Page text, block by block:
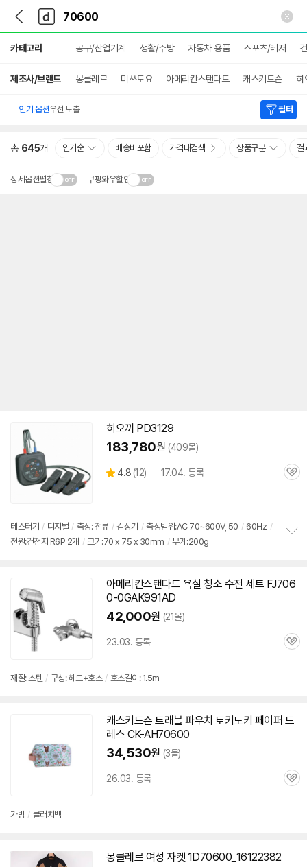
다
나
와
가
기
다
와
메
인
카테고리 공구/산업기계 생활/주방 자동차 용품 스포츠/레저
제조사/브랜드 몽클레르 미쓰도요 아메리칸스탠다드 캐스키드슨 히
인기 옵션우선 노출 필터
총 645개 인기순 배송비포함 가격대검색 상품구분 결
상세옵션펼침 쿠팡와우할인
히오끼 PD3129
183,780원 (409몰)
별
4.8 (상
12) 17.04. 등록
관
테스터기 / 디지털 / 측정: 전류 / 검상기 / 측정범위:AC 70~600V, 50 / 60㎐ /
전원:건전지 R6P 2개 / 크기:70 x 75 x 30mm / 무게:200g
치
아메리칸스탠다드 욕실 청소 수전 세트 FJ706
0-0GAK991AD
42,000원 (21몰)
23.03. 등록
관
재질: 스텐 / 구성: 헤드+호스 / 호스길이: 1.5m
캐스키드슨 트래블 파우치 토키도키 페이퍼 드
레스 CK-AH70600
34,530원 (3몰)
26.03. 등록
관
가방 / 클러치백
몽클레르 여성 자켓 1D70600 _16122382